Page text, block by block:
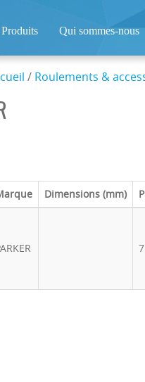
Produits Qui sommes-nous
/ Roulements &
Dimensions (mm)